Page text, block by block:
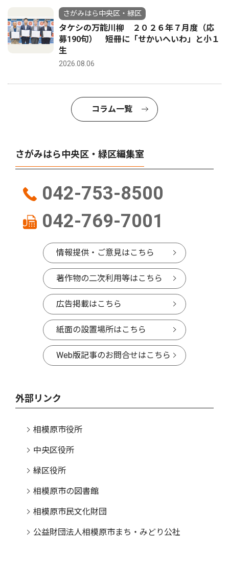
さがみはら中央区・緑区
タケシの万能川柳 ２０２６年７月度（応
募190句） 短冊に「せかいへいわ」と小１
生
2026.08.06
コラム一覧
さがみはら中央区・緑区編集室
042-753-8500
042-769-7001
情報提供・ご意見はこちら
著作物の二次利用等はこちら
広告掲載はこちら
紙面の設置場所はこちら
Web版記事のお問合せはこちら
外部リンク
相模原市役所
中央区役所
緑区役所
相模原市の図書館
相模原市民文化財団
公益財団法人相模原市まち・みどり公社